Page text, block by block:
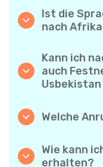
nur für die
versteckten
Ist die
nach
Anrufe,
Sie mit
sprechen –
der Welt ist.
Kann ich
auch
Handys –
Welche
kostenlos,
verwenden
Wie kann
erhalten?